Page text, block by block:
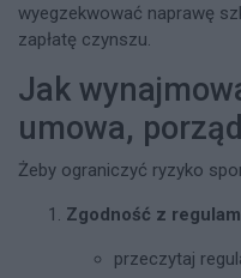
wyegzekwować naprawę
zapłatę czynszu.
Jak
umowa,
Żeby ograniczyć ryzyko
Zgodność z
przeczytaj